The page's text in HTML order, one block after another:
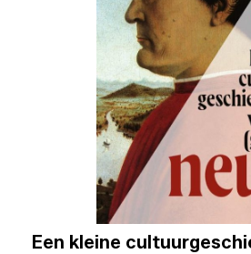
Een kleine